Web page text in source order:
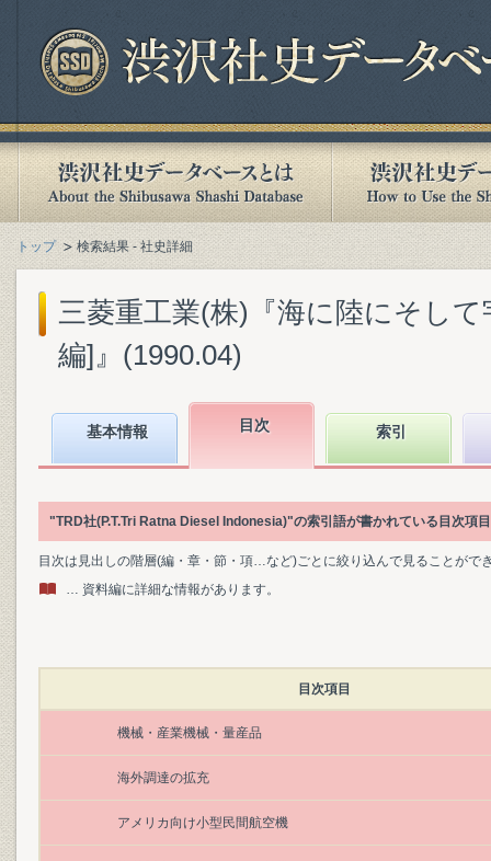
トップ 検索結果 - 社史詳細
三菱重工業(株)『海に陸にそし
編]』(1990.04)
基本情報 目次 索引
"TRD社(P.T.Tri Ratna Diesel Indonesia)"の索引語が書かれている目次項
目次は見出しの階層(編・章・節・項…など)ごとに絞り込んで見ることがで
… 資料編に詳細な情報があります。
目次項目
機械・産業機械・量産品
海外調達の拡充
アメリカ向け小型民間航空機